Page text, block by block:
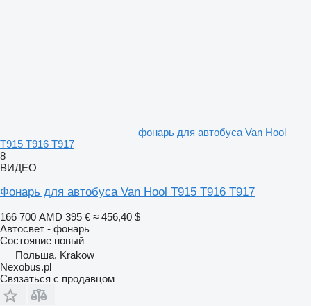
фонарь для автобуса Van Hool
T915 T916 T917
8
ВИДЕО
Фонарь для автобуса Van Hool T915 T916 T917
166 700 AMD 395 € ≈ 456,40 $
Автосвет - фонарь
Состояние новый
Польша, Krakow
Nexobus.pl
Связаться с продавцом